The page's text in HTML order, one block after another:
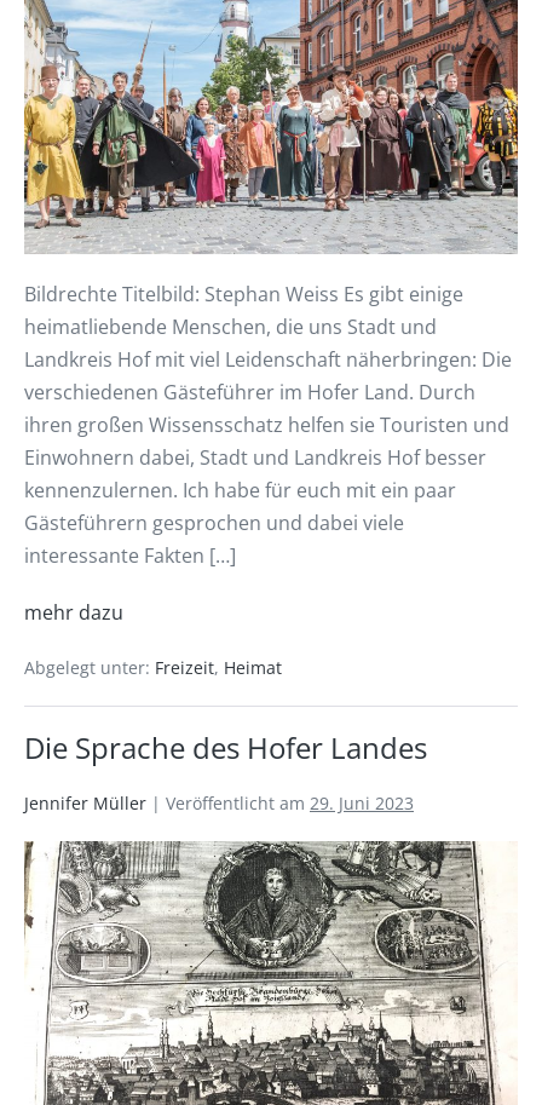
Bildrechte Titelbild: Stephan Weiss Es gibt einige
heimatliebende Menschen, die uns Stadt und
Landkreis Hof mit viel Leidenschaft näherbringen: Die
verschiedenen Gästeführer im Hofer Land. Durch
ihren großen Wissensschatz helfen sie Touristen und
Einwohnern dabei, Stadt und Landkreis Hof besser
kennenzulernen. Ich habe für euch mit ein paar
Gästeführern gesprochen und dabei viele
interessante Fakten […]
mehr dazu
Abgelegt unter: Freizeit, Heimat
Die Sprache des Hofer Landes
Jennifer Müller | Veröffentlicht am 29. Juni 2023